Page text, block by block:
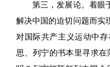
第三，发展论。着眼于
解决中国的迫切问题而实
对国际共产主义运动中
思、列宁的书本里寻求